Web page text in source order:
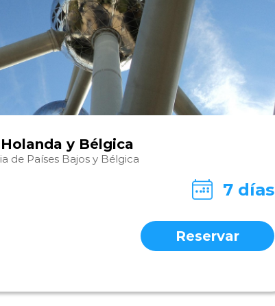
y Bélgica
de Países Bajos y Bélgica
7 días
Reservar